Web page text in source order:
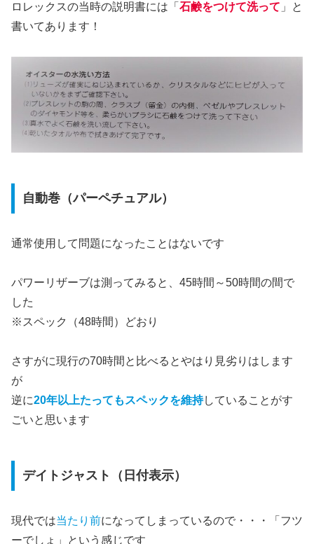
ロレックスの当時の説明書には「 石鹸をつけて洗って 」と
書いてあります！
自動巻（パーペチュアル）
通常使用して問題になったことはないです
パワーリザーブは測ってみると、45時間～50時間の間で
した
※スペック（48時間）どおり
さすがに現行の70時間と比べるとやはり見劣りはします
が
逆に20年以上たってもスペックを維持していることがす
ごいと思います
デイトジャスト（日付表示）
現代では当たり前になってしまっているので・・・「フツ
ーでしょ」という感じです